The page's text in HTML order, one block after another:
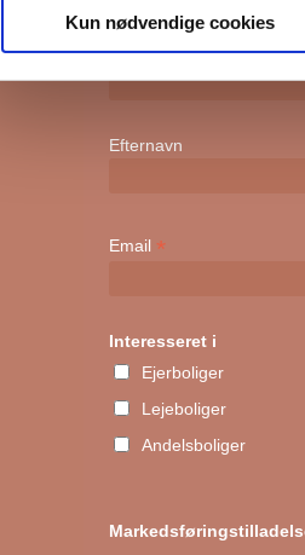
Kun nødvendige cookies
Fornavn
Efternavn
Email *
Interesseret i
Ejerboliger
Lejeboliger
Andelsboliger